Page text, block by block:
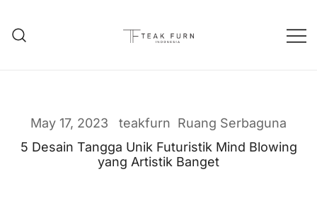
May 17, 2023 teakfurn Ruang Serbaguna
5 Desain Tangga Unik Futuristik Mind Blowing
yang Artistik Banget